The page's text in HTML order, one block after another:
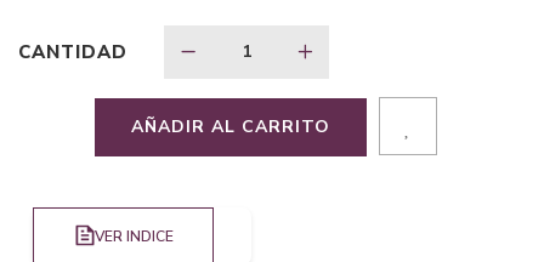
CANTIDAD
AÑADIR AL CARRITO
VER INDICE